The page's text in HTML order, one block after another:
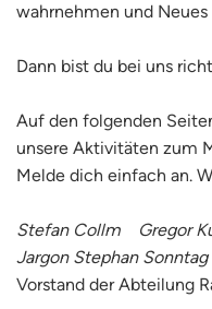
wahrnehmen und
Dann bist du bei uns
Auf den folgenden
unsere Aktivitäten zum
Melde dich einfach an.
Stefan Collm Gregor
Jargon Stephan Sonntag
Vorstand der Abteilung